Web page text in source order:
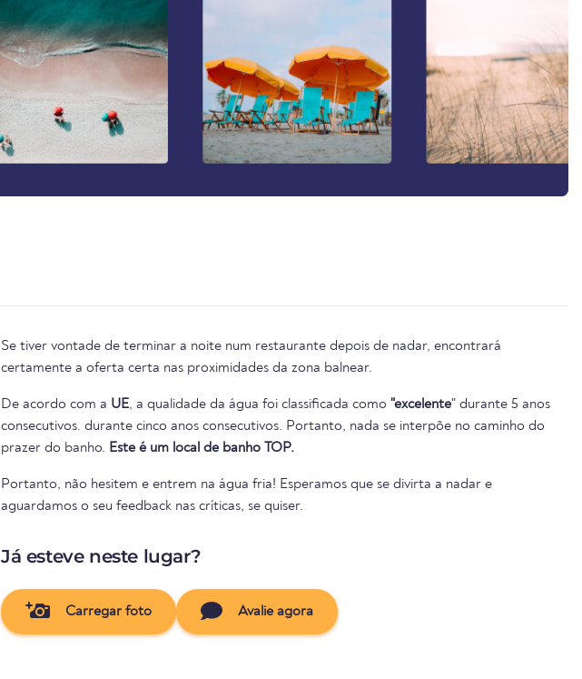
Se tiver vontade de terminar a noite num restaurante depois de nadar, encontrará
certamente a oferta certa nas proximidades da zona balnear.
De acordo com a UE, a qualidade da água foi classificada como "excelente" durante 5 anos
consecutivos. durante cinco anos consecutivos. Portanto, nada se interpõe no caminho do
prazer do banho. Este é um local de banho TOP.
Portanto, não hesitem e entrem na água fria! Esperamos que se divirta a nadar e
aguardamos o seu feedback nas críticas, se quiser.
Já esteve neste lugar?
Carregar foto Avalie agora